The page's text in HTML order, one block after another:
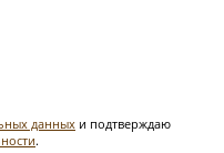
данных и подтверждаю
.